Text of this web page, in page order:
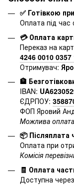
✅ Готівкою
Оплата під
💳 Оплата
Переказ на
4246 0010 0357
Отримувач:
🏦
IBAN:
ЄДРПОУ:
ФОП Яровий
Можлива
📦
Оплата при
Комісія
🧾 Оплата
Доступна через